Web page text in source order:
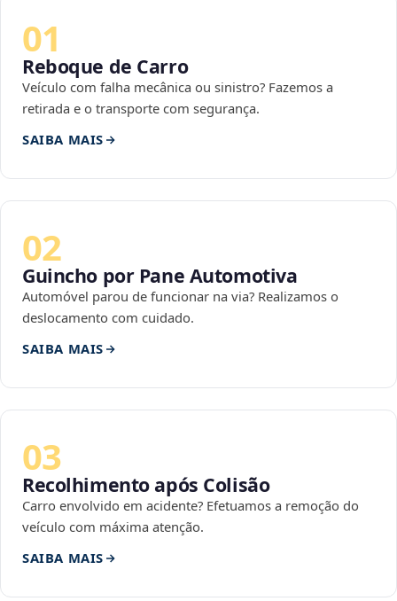
01
Reboque de Carro
Veículo com falha mecânica ou sinistro? Fazemos a
retirada e o transporte com segurança.
SAIBA MAIS
02
Guincho por Pane Automotiva
Automóvel parou de funcionar na via? Realizamos o
deslocamento com cuidado.
SAIBA MAIS
03
Recolhimento após Colisão
Carro envolvido em acidente? Efetuamos a remoção do
veículo com máxima atenção.
SAIBA MAIS